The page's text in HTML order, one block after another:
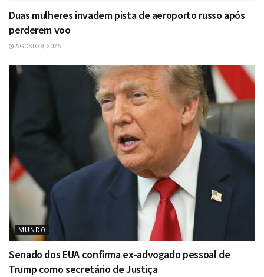
Duas mulheres invadem pista de aeroporto russo após
perderem voo
AGOSTO 9, 2026
MUNDO
Senado dos EUA confirma ex-advogado pessoal de
Trump como secretário de Justiça